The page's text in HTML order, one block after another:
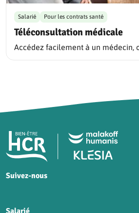
Téléconsultation médicale
Salarié Pour les contrats santé
Accédez facilement à un médecin,
Pied de page HCR Bien-Être
Suivez-nous